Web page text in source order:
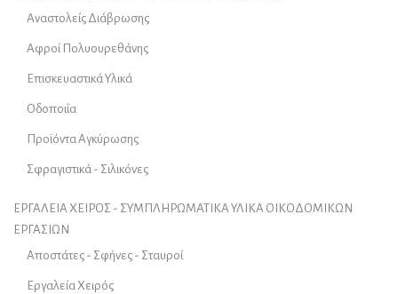
Αναστολείς Διάβρωσης
Αφροί Πολυουρεθάνης
Επισκευαστικά Υλικά
Οδοποιΐα
Προϊόντα Αγκύρωσης
Σφραγιστικά - Σιλικόνες
ΕΡΓΑΛΕΙΑ ΧΕΙΡΟΣ - ΣΥΜΠΛΗΡΩΜΑΤΙΚΑ ΥΛΙΚΑ ΟΙΚΟΔΟΜΙΚΩΝ
ΕΡΓΑΣΙΩΝ
Αποστάτες - Σφήνες - Σταυροί
Εργαλεία Χειρός